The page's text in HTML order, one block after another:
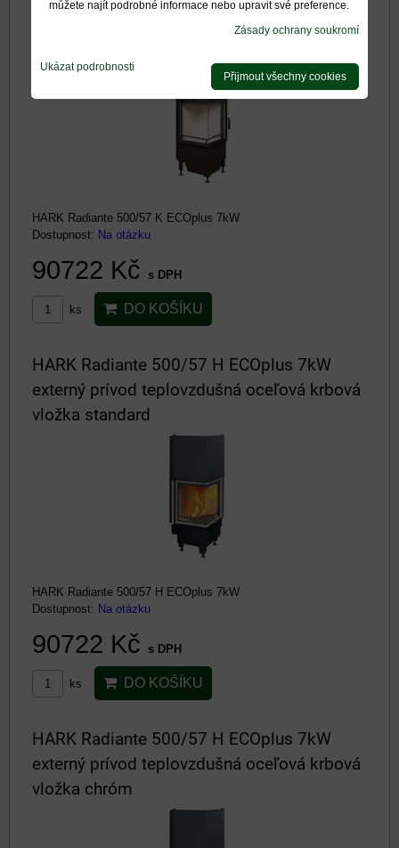
externý prívod teplovzdušná oceľová krbová
HARK Radiante 500/57 K ECOplus 7kW
Dostupnost: Na otázku
90722 Kč s DPH
ks DO KOŠÍKU
HARK Radiante 500/57 H ECOplus 7kW
externý prívod teplovzdušná oceľová krbová
vložka standard
HARK Radiante 500/57 H ECOplus 7kW
Dostupnost: Na otázku
90722 Kč s DPH
ks DO KOŠÍKU
HARK Radiante 500/57 H ECOplus 7kW
externý prívod teplovzdušná oceľová krbová
vložka chróm
můžete najít podrobné informace nebo upravit své preference.
Zásady ochrany soukromí
Ukázat podrobnosti
Přijmout všechny cookies